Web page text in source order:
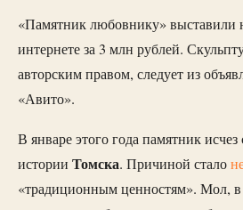
«Памятник любовнику» выставили
интернете за 3 млн рублей.
авторским правом, следует из
«Авито».
В январе этого года памятник
истории Томска. Причиной стало
«традиционным ценностям». Мол, в